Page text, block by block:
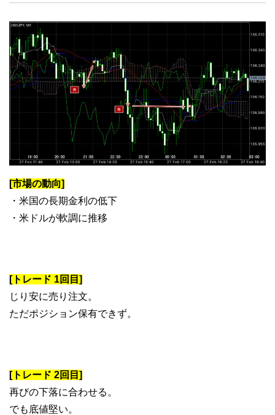
[市場の動向]
・米国の長期金利の低下
・米ドルが軟調に推移
[トレード 1回目]
じり安に売り注文。
ただポジション保有できず。
[トレード 2回目]
再びの下落に合わせる。
でも底値堅い。